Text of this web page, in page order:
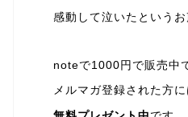
感動して泣いたというお
noteで1000円で販売中
メルマガ登録された方に